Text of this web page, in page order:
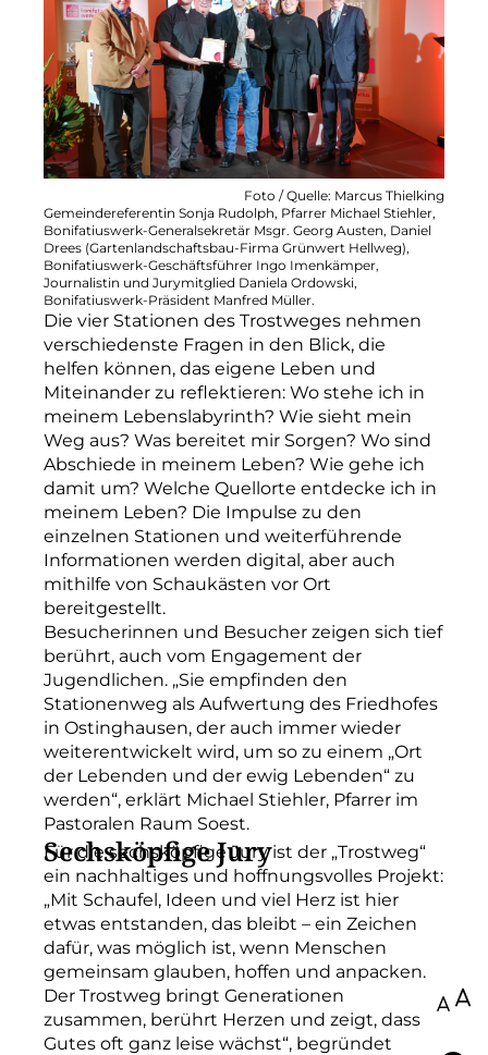
Gemeindereferentin Sonja Rudolph, Pfarrer Michael Stiehler,
Bonifatiuswerk-Generalsekretär Msgr. Georg Austen, Daniel
Drees (Gartenlandschaftsbau-Firma Grünwert Hellweg),
Bonifatiuswerk-Geschäftsführer Ingo Imenkämper,
Journalistin und Jurymitglied Daniela Ordowski,
Bonifatiuswerk-Präsident Manfred Müller.
Foto / Quelle: Marcus Thielking
Die vier Stationen des Trostweges nehmen
verschiedenste Fragen in den Blick, die
helfen können, das eigene Leben und
Miteinander zu reflektieren: Wo stehe ich in
meinem Lebenslabyrinth? Wie sieht mein
Weg aus? Was bereitet mir Sorgen? Wo sind
Abschiede in meinem Leben? Wie gehe ich
damit um? Welche Quellorte entdecke ich in
meinem Leben? Die Impulse zu den
einzelnen Stationen und weiterführende
Informationen werden digital, aber auch
mithilfe von Schaukästen vor Ort
bereitgestellt.
Besucherinnen und Besucher zeigen sich tief
berührt, auch vom Engagement der
Jugendlichen. „Sie empfinden den
Stationenweg als Aufwertung des Friedhofes
in Ostinghausen, der auch immer wieder
weiterentwickelt wird, um so zu einem „Ort
der Lebenden und der ewig Lebenden“ zu
werden“, erklärt Michael Stiehler, Pfarrer im
Pastoralen Raum Soest.
Sechsköpfige Jury
Für die sechsköpfige Jury ist der „Trostweg“
ein nachhaltiges und hoffnungsvolles Projekt:
„Mit Schaufel, Ideen und viel Herz ist hier
etwas entstanden, das bleibt – ein Zeichen
dafür, was möglich ist, wenn Menschen
gemeinsam glauben, hoffen und anpacken.
Der Trostweg bringt Generationen
zusammen, berührt Herzen und zeigt, dass
Gutes oft ganz leise wächst“, begründet
100